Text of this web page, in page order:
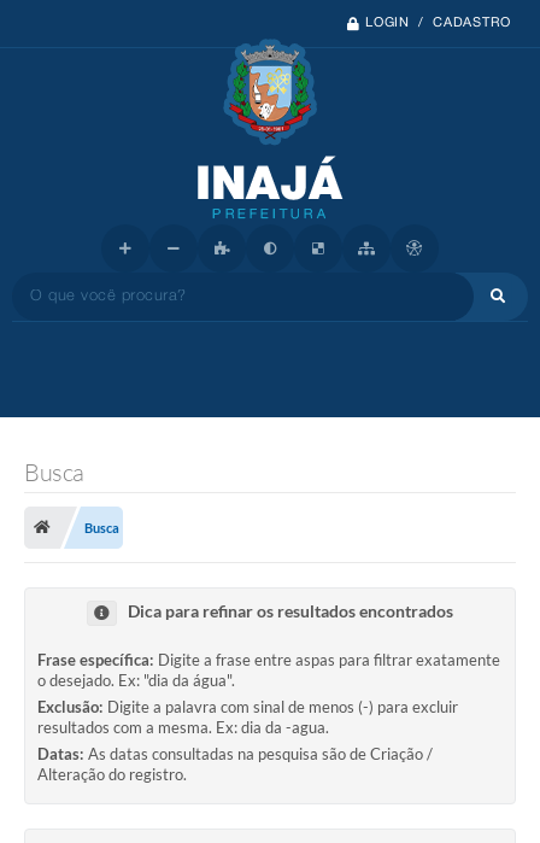
LOGIN / CADASTRO
O que você procura?
Busca
Busca
Dica para refinar os resultados encontrados
Frase específica: Digite a frase entre aspas para filtrar exatamente
o desejado. Ex: "dia da água".
Exclusão: Digite a palavra com sinal de menos (-) para excluir
resultados com a mesma. Ex: dia da -agua.
Datas: As datas consultadas na pesquisa são de Criação /
Alteração do registro.